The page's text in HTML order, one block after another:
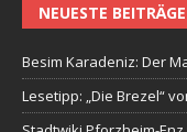
NEUESTE BEITRÄGE
Besim Karadeniz: Der
Lesetipp: „Die Brezel“